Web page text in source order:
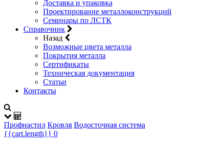
Доставка и упаковка
Проектирование металлоконструкций
Семинары по ЛСТК
Справочник
Назад
Возможные цвета металла
Покрытия металла
Сертификаты
Техническая документация
Статьи
Контакты
Профнастил Кровля Водосточная система
{{cart.length}} 0